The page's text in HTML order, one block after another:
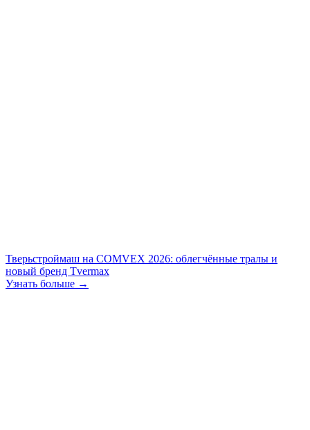
Тверьстроймаш на COMVEX 2026: облегчённые тралы и
новый бренд Tvermax
Узнать больше →